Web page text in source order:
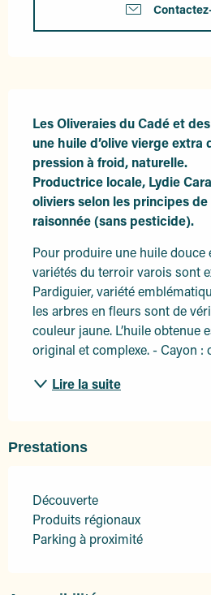
Les Oliveraies du Cadé et
une huile d’olive vierge extra
pression à froid, naturelle.
Productrice locale, Lydie
oliviers selon les principes
raisonnée (sans pesticide).
Pour produire une huile douce
variétés du terroir varois sont
Pardiguier, variété
les arbres en fleurs sont de
couleur jaune. L’huile obtenue
original et complexe. - Cayon :
Lire la suite
Prestations
Découverte
Produits régionaux
Parking à proximité